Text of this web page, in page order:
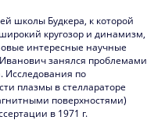
школы Будкера, к которой
кругозор и динамизм,
интересные научные
занялся проблемами
Исследования по
плазмы в стеллараторе
поверхностями)
в 1971 г.